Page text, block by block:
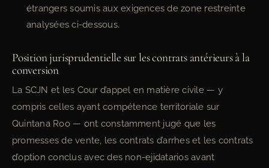
étrangers soumis aux exigences de zone restreinte
analysées ci-dessous.
Position jurisprudentielle sur les contrats antérieurs à la
conversion
La SCJN et les Cour d’appel en matière civile — y
compris celles ayant compétence territoriale sur
Quintana Roo — ont constamment jugé que les
promesses de vente, les contrats d’arrhes et les contrats
d’option conclus avec des non-ejidatarios avant